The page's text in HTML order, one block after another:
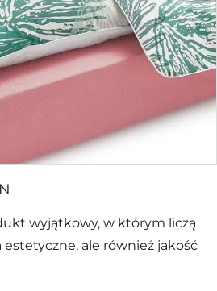
wyjątkowy, w którym liczą
ale również jakość